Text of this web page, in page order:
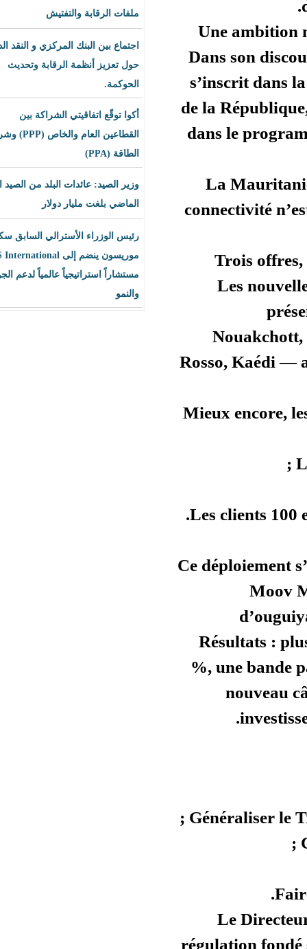
ملفات الرقابة والتفتيش
اجتماع بين البنك المركزي و النقد الدولي
حول تعزيز أنظمة الرقابة وتحديث
الحوكمة.
أكوا توقّع اتفاقيتي الشراكة بين
القطاعين العام والخاص (PPP) وشراء
وزير الصيد: عائدات البلد من الصيد العام
الماضي بلغت مليار دولار
رئيس الوزراء الأسترالي السابق سكوت
موريسون ينضم إلى BLS International
مستشاراً استراتيجياً عالمياً لدعم الجودة
والنمو
de la
«
Ce
%,